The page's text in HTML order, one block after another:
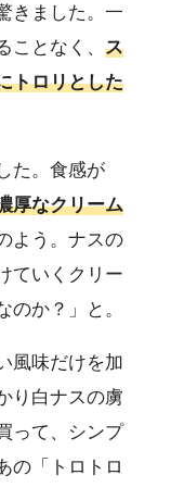
きました。一
となく、 ス
トロリとした
た。食感が
厚なクリーム
よう。ナスの
ていくクリー
のか？」と。
風味だけを加
り白ナスの虜
って、シンプ
の「トロトロ